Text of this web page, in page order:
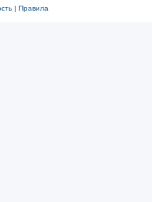
| Правила